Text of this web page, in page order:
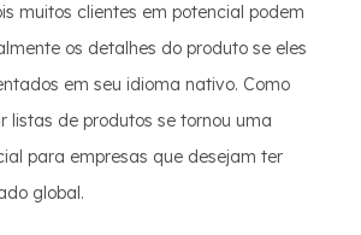
muitos clientes em potencial podem
os detalhes do produto se eles
em seu idioma nativo. Como
listas de produtos se tornou uma
para empresas que desejam ter
global.